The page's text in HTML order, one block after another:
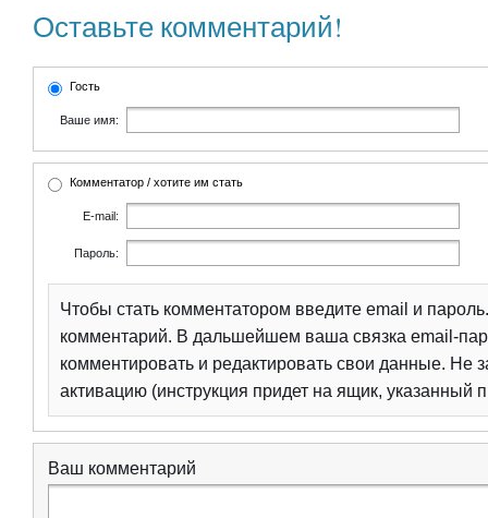
Оставьте комментарий!
Гость
Ваше имя:
Комментатор / хотите им стать
E-mail:
Пароль:
Чтобы стать комментатором введите email и
комментарий. В дальшейшем ваша связка email-
комментировать и редактировать свои данные. Не
активацию (инструкция придет на ящик, указанный
Ваш комментарий